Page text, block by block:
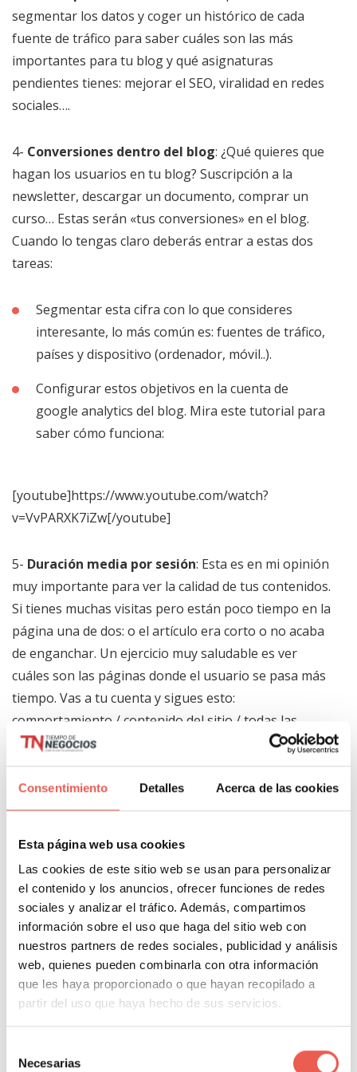
Consentimiento Detalles Acerca de las cookies
Esta página web usa cookies
Las cookies de este sitio web se usan para personalizar
el contenido y los anuncios, ofrecer funciones de redes
sociales y analizar el tráfico. Además, compartimos
información sobre el uso que haga del sitio web con
nuestros partners de redes sociales, publicidad y análisis
web, quienes pueden combinarla con otra información
que les haya proporcionado o que hayan recopilado a
partir del uso que haya hecho de sus servicios.
Necesarias
segmentar los datos y coger un histórico de cada
fuente de tráfico para saber cuáles son las más
importantes para tu blog y qué asignaturas
pendientes tienes: mejorar el SEO, viralidad en redes
sociales….
4- Conversiones dentro del blog: ¿Qué quieres que
hagan los usuarios en tu blog? Suscripción a la
newsletter, descargar un documento, comprar un
curso… Estas serán «tus conversiones» en el blog.
Cuando lo tengas claro deberás entrar a estas dos
tareas:
Segmentar esta cifra con lo que consideres
interesante, lo más común es: fuentes de tráfico,
países y dispositivo (ordenador, móvil..).
Configurar estos objetivos en la cuenta de
google analytics del blog. Mira este tutorial para
saber cómo funciona:
[youtube]https://www.youtube.com/watch?
v=VvPARXK7iZw[/youtube]
5- Duración media por sesión: Esta es en mi opinión
muy importante para ver la calidad de tus contenidos.
Si tienes muchas visitas pero están poco tiempo en la
página una de dos: o el artículo era corto o no acaba
de enganchar. Un ejercicio muy saludable es ver
cuáles son las páginas donde el usuario se pasa más
tiempo. Vas a tu cuenta y sigues esto:
comportamiento / contenido del sitio / todas las
páginas. Cuando tengas la tabla clicas en la columna
de tiempo en página para ordenarlo.Ahí verás las
páginas que captan más interés. La tabla tiene que
ser algo como esto:
6-Engagement del blog: Cuanta más participación
por parte de los usuarios, mejor calidad de
mirar: